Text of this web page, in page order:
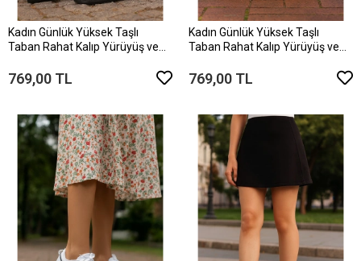
Kadın Günlük Yüksek Taşlı
Taban Rahat Kalıp Yürüyüş ve
769,00 TL
Kadın Günlük Yüksek Taşlı
Taban Rahat Kalıp Yürüyüş ve
769,00 TL